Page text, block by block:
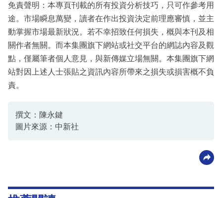
免責聲明：本專頁刊載的所有投資分析技巧，只可作參考用
途。市場瞬息萬變，讀者在作出投資決定前理應審慎，並主
動掌握市場最新狀況。若不幸招致任何損失，概與本刊及相
關作者無關。而本集團旗下網站或社交平台的網誌內容及觀
點，僅屬筆者個人意見，與新傳媒立場無關。本集團旗下網
站對因上述人士張貼之資訊內容所帶來之損失或損害概不負
責。
撰文：陳永鍵
圖片來源：中新社